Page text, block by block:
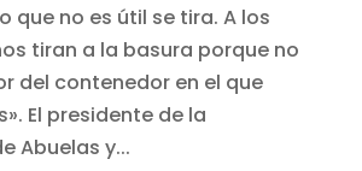
que no es útil se tira. A los
tiran a la basura porque no
del contenedor en el que
El presidente de la
Abuelas y...